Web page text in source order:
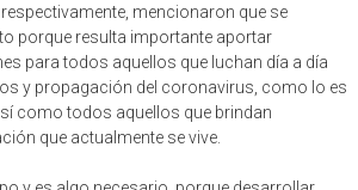
mencionaron que se
porque resulta importante aportar
para todos aquellos que luchan día a día
y propagación del coronavirus, como lo es
como todos aquellos que brindan
que actualmente se vive.